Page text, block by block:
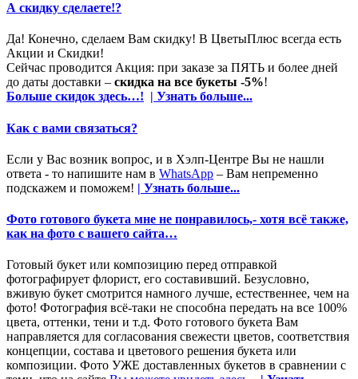
А скидку сделаете!?
Да! Конечно, сделаем Вам скидку! В ЦветыПлюс всегда есть
Акции и Скидки!
Сейчас проводится Акция: при заказе за ПЯТЬ и более дней
до даты доставки – скидка на все букеты -5%!
Больше скидок здесь…! | Узнать больше...
Как с вами связаться?
Если у Вас возник вопрос, и в Хэлп-Центре Вы не нашли
ответа - то напишите нам в WhatsApp – Вам непременно
подскажем и поможем! | Узнать больше...
Фото готового букета мне не понравилось,- хотя всё также,
как на фото с вашего сайта…
Готовый букет или композицию перед отправкой
фотографирует флорист, его составивший. Безусловно,
вживую букет смотрится намного лучше, естественнее, чем на
фото! Фотография всё-таки не способна передать на все 100%
цвета, оттенки, тени и т.д. Фото готового букета Вам
направляется для согласования свежести цветов, соответствия
концепции, состава и цветового решения букета или
композиции. Фото УЖЕ доставленных букетов в сравнении с